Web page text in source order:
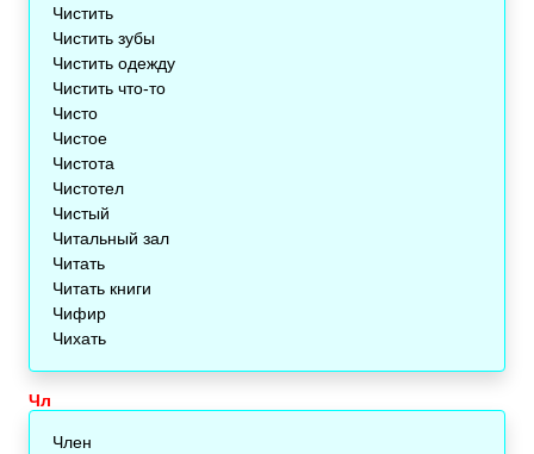
Чистить
Чистить зубы
Чистить одежду
Чистить что-то
Чисто
Чистое
Чистота
Чистотел
Чистый
Читальный зал
Читать
Читать книги
Чифир
Чихать
Чл
Член